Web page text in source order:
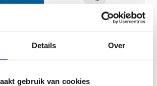
Details Over
gebruik van cookies